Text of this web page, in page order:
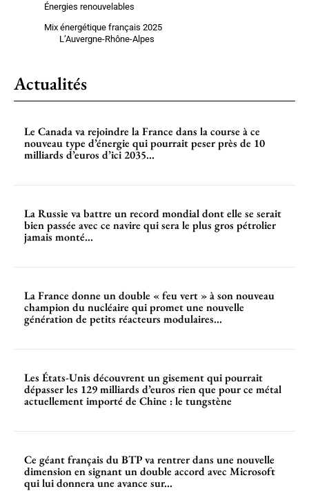
Énergies renouvelables
Mix énergétique français 2025
L’Auvergne-Rhône-Alpes
Actualités
Le Canada va rejoindre la France dans la course à ce
nouveau type d’énergie qui pourrait peser près de 10
milliards d’euros d’ici 2035...
La Russie va battre un record mondial dont elle se serait
bien passée avec ce navire qui sera le plus gros pétrolier
jamais monté...
La France donne un double « feu vert » à son nouveau
champion du nucléaire qui promet une nouvelle
génération de petits réacteurs modulaires...
Les États-Unis découvrent un gisement qui pourrait
dépasser les 129 milliards d’euros rien que pour ce métal
actuellement importé de Chine : le tungstène
Ce géant français du BTP va rentrer dans une nouvelle
dimension en signant un double accord avec Microsoft
qui lui donnera une avance sur...